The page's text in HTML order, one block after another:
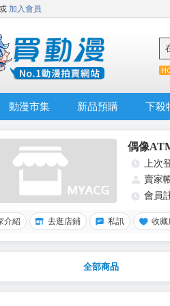
加入會員
動漫市集 新品預購 下殺
偶像
上次
賣家
會員
介紹 去逛店鋪 私訊 收藏
全部商品